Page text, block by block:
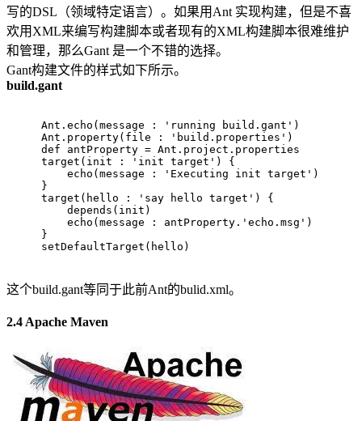
写的DSL（领域特定语言）。如果用Ant 实现构建，但是不喜
欢用XML来编写构建脚本或者现有的XML构建脚本很难维护
和管理，那么Gant 是一个不错的选择。
Gant构建文件的样式如下所示。
build.gant
Ant.echo(message : 'running build.gant' )
Ant.property(file :
'build.properties' )
def antProperty = Ant.project.properties
target(init :
'init target' ) {
    echo(message :
'Executing init target' )
}
target(hello :
'say hello target' ) {
    depends(init)
    echo(message : antProperty.
'echo.msg' )
}
setDefaultTarget(hello)
这个build.gant等同于此前Ant的bulid.xml。
2.4 Apache Maven